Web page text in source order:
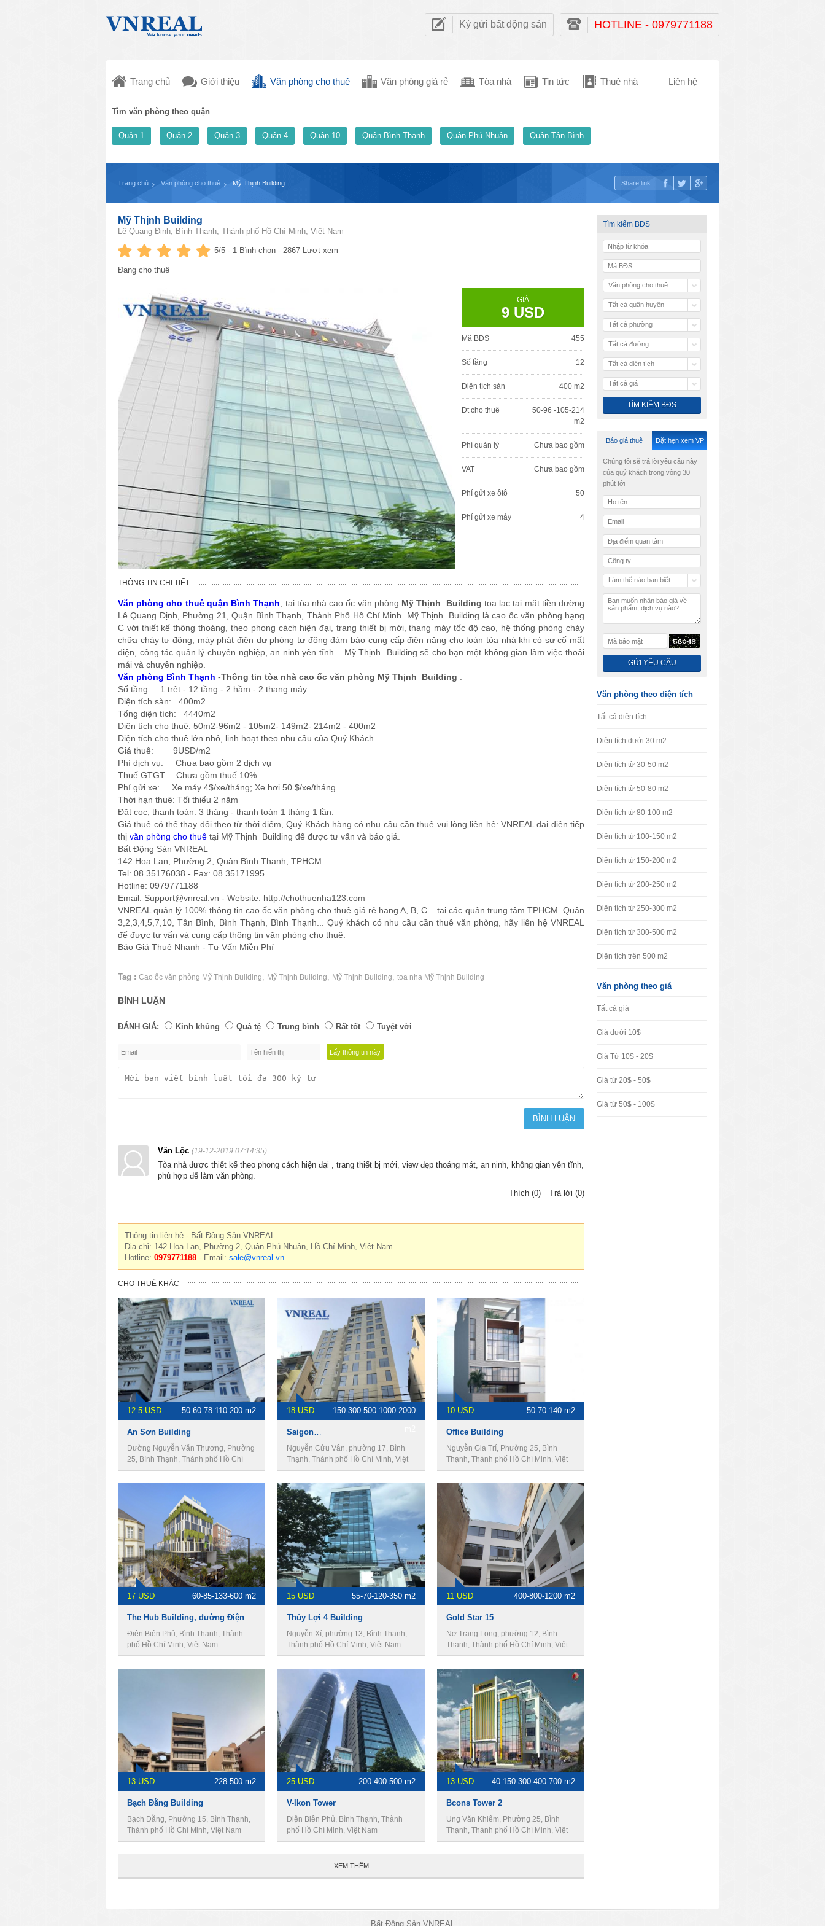
Ký gửi bất động sản HOTLINE - 0979771188
Trang chủ Giới thiệu Văn phòng cho thuê Văn phòng giá rẻ Tòa nhà Tin tức Thuê nhà Liên hệ
Tìm văn phòng theo quận
Quận 1 Quận 2 Quận 3 Quận 4 Quận 10 Quận Bình Thạnh Quận Phú Nhuận Quận Tân Bình
Trang chủ Văn phòng cho thuê Mỹ Thịnh Building Share link
Mỹ Thịnh Building
Lê Quang Định, Bình Thạnh, Thành phố Hồ Chí Minh, Việt Nam
5/5 - 1 Bình chọn - 2867 Lượt xem
Đang cho thuê
GIÁ
9 USD
Mã BĐS 455
Số tầng 12
Diện tích sàn 400 m2
Dt cho thuê
50-96 -105-214
m2
Phí quản lý Chưa bao gồm
VAT Chưa bao gồm
Phí gửi xe ôtô 50
Phí gửi xe máy 4
THÔNG TIN CHI TIẾT
Văn phòng cho thuê quận Bình Thạnh , tại tòa nhà cao ốc văn phòng Mỹ Thịnh Building tọa lạc tại mặt tiền đường
Lê Quang Định, Phường 21, Quận Bình Thạnh, Thành Phố Hồ Chí Minh. Mỹ Thịnh Building là cao ốc văn phòng hạng
C với thiết kế thông thoáng, theo phong cách hiện đại, trang thiết bị mới, thang máy tốc độ cao, hệ thống phòng cháy
chữa cháy tự động, máy phát điện dự phòng tự động đảm bảo cung cấp điện năng cho toàn tòa nhà khi có sự cố mất
điện, công tác quản lý chuyên nghiệp, an ninh yên tĩnh... Mỹ Thịnh Building sẽ cho bạn một không gian làm việc thoải
mái và chuyên nghiệp.
Văn phòng Bình Thạnh -Thông tin tòa nhà cao ốc văn phòng Mỹ Thịnh Building
Số tầng: 1 trệt - 12 tầng - 2 hầm - 2 thang máy
Diện tích sàn: 400m2
Tổng diện tích: 4440m2
Diện tích cho thuê: 50m2-96m2 - 105m2- 149m2- 214m2 - 400m2
Diện tích cho thuê lớn nhỏ, linh hoạt theo nhu cầu của Quý Khách
Giá thuê: 9USD/m2
Phí dịch vụ: Chưa bao gồm 2 dịch vụ
Thuế GTGT: Chưa gồm thuế 10%
Phí gửi xe: Xe máy 4$/xe/tháng; Xe hơi 50 $/xe/tháng.
Thời hạn thuê: Tối thiểu 2 năm
Đặt cọc, thanh toán: 3 tháng - thanh toán 1 tháng 1 lần.
Giá thuê có thể thay đổi theo từ thời điểm, Quý Khách hàng có nhu cầu cần thuê vui lòng liên hệ: VNREAL đại diện tiếp
thị văn phòng cho thuê tại Mỹ Thịnh Building để được tư vấn và báo giá.
Bất Động Sản VNREAL
142 Hoa Lan, Phường 2, Quận Bình Thạnh, TPHCM
Tel: 08 35176038 - Fax: 08 35171995
Hotline: 0979771188
Email: Support@vnreal.vn - Website: http://chothuenha123.com
VNREAL quản lý 100% thông tin cao ốc văn phòng cho thuê giá rẻ hạng A, B, C... tại các quận trung tâm TPHCM. Quận
3,2,3,4,5,7,10, Tân Bình, Bình Thạnh, Bình Thạnh... Quý khách có nhu cầu cần thuê văn phòng, hãy liên hệ VNREAL
để được tư vấn và cung cấp thông tin văn phòng cho thuê.
Báo Giá Thuê Nhanh - Tư Vấn Miễn Phí
Tag : Cao ốc văn phòng Mỹ Thịnh Building Mỹ Thịnh Building Mỹ Thịnh Building toa nha Mỹ Thịnh Building
BÌNH LUẬN
ĐÁNH GIÁ: Kinh khủng Quá tệ Trung bình Rất tốt Tuyệt vời
Văn Lộc (19-12-2019 07:14:35)
Tòa nhà được thiết kế theo phong cách hiện đại , trang thiết bị mới, view đẹp thoáng mát, an ninh, không gian yên tĩnh,
phù hợp để làm văn phòng.
Thích (0)
Trả lời (0)
Thông tin liên hệ - Bất Động Sản VNREAL
Địa chỉ: 142 Hoa Lan, Phường 2, Quận Phú Nhuận, Hồ Chí Minh, Việt Nam
Hotline: 0979771188 - Email: sale@vnreal.vn
CHO THUÊ KHÁC
12.5 USD 50-60-78-110-200 m2
An Sơn Building
Đường Nguyễn Văn Thương, Phường
25, Bình Thạnh, Thành phố Hồ Chí
Minh, Việt Nam
18 USD
150-300-500-1000-2000
Nguyễn Cửu Vân, phường 17, Bình
Thạnh, Thành phố Hồ Chí Minh, Việt
Nam
10 USD 50-70-140 m2
Office Building
Nguyễn Gia Trí, Phường 25, Bình
Thạnh, Thành phố Hồ Chí Minh, Việt
Nam
17 USD 60-85-133-600 m2
Điện Biên Phủ, Bình Thạnh, Thành
phố Hồ Chí Minh, Việt Nam
15 USD 55-70-120-350 m2
Thủy Lợi 4 Building
Nguyễn Xí, phường 13, Bình Thạnh,
Thành phố Hồ Chí Minh, Việt Nam
11 USD 400-800-1200 m2
Gold Star 15
Nơ Trang Long, phường 12, Bình
Thạnh, Thành phố Hồ Chí Minh, Việt
Nam
13 USD 228-500 m2
Bạch Đằng Building
Bạch Đằng, Phường 15, Bình Thạnh,
Thành phố Hồ Chí Minh, Việt Nam
25 USD 200-400-500 m2
V-Ikon Tower
Điện Biên Phủ, Bình Thạnh, Thành
phố Hồ Chí Minh, Việt Nam
13 USD 40-150-300-400-700 m2
Bcons Tower 2
Ung Văn Khiêm, Phường 25, Bình
Thạnh, Thành phố Hồ Chí Minh, Việt
Nam
XEM THÊM
Tìm kiếm BĐS
Văn phòng cho thuê
Tất cả quận huyện
Tất cả phường
Tất cả đường
Tất cả diện tích
Tất cả giá
Báo giá thuê Đặt hẹn xem VP
Chúng tôi sẽ trả lời yêu cầu này
của quý khách trong vòng 30
phút tới
Làm thế nào bạn biết
Văn phòng theo diện tích
Tất cả diện tích
Diện tích dưới 30 m2
Diện tích từ 30-50 m2
Diện tích từ 50-80 m2
Diện tích từ 80-100 m2
Diện tích từ 100-150 m2
Diện tích từ 150-200 m2
Diện tích từ 200-250 m2
Diện tích từ 250-300 m2
Diện tích từ 300-500 m2
Diện tích trên 500 m2
Văn phòng theo giá
Tất cả giá
Giá dưới 10$
Giá Từ 10$ - 20$
Giá từ 20$ - 50$
Giá từ 50$ - 100$
Bất Động Sản VNREAL